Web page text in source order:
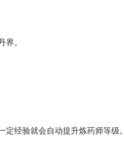
界。
定经验就会自动提升炼药师等级。